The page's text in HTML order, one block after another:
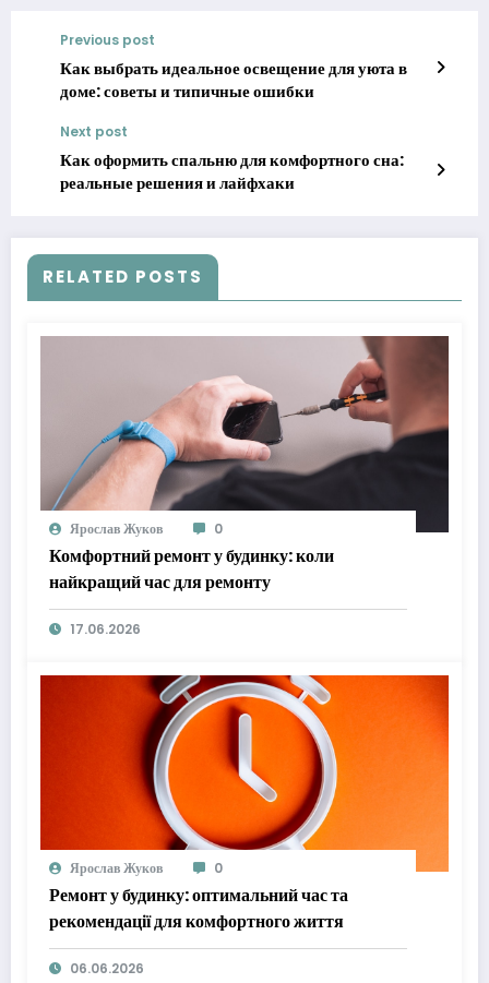
Previous post
Как выбрать идеальное освещение для уюта в
доме: советы и типичные ошибки
Next post
Как оформить спальню для комфортного сна:
реальные решения и лайфхаки
RELATED POSTS
Ярослав Жуков 0
Комфортний ремонт у будинку: коли
найкращий час для ремонту
17.06.2026
Ярослав Жуков 0
Ремонт у будинку: оптимальний час та
рекомендації для комфортного життя
06.06.2026